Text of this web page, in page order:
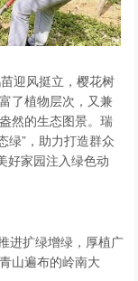
迎风挺立，樱花树
了植物层次，又兼
然的生态图景。瑞
绿”，助力打造群众
好家园注入绿色动
进扩绿增绿，厚植广
山遍布的岭南大